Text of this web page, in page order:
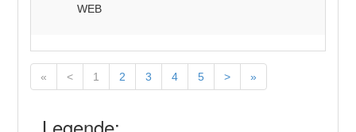
WEB
« < 1 2 3 4 5 > »